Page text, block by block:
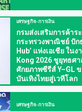
เศรษฐกิจ-การเงิน
กรมส่งเสริมการค้าร
กระทรวงพาณิชย์ ปัก
Hub’ แห่งเอเชีย ใน
Kong 2026 ชูยุทธศ
ศักยภาพซีรีส์ Y–GL
บันเทิงไทยสู่เวทีโลก
เศรษฐกิจ-การเงิน